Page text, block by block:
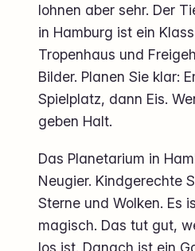
lohnen aber sehr. Der
in Hamburg ist ein
Tropenhaus und
Bilder. Planen Sie klar:
Spielplatz, dann Eis.
geben Halt.
Das Planetarium in
Neugier. Kindgerechte
Sterne und Wolken. Es
magisch. Das tut gut,
los ist. Danach ist ein